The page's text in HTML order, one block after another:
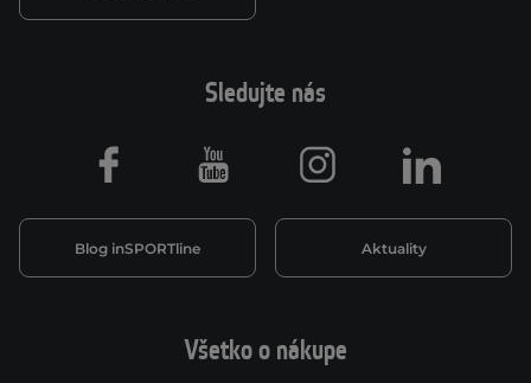
Všetko o nákupe
Sledujte nás
Blog inSPORTline Aktuality
Facebook Youtube Instagram LinkedIn